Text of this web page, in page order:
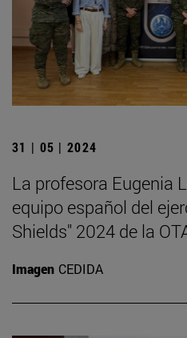
31 | 05 | 2024
La profesora Eugenia
equipo español del
Shields" 2024 de la
Imagen CEDIDA